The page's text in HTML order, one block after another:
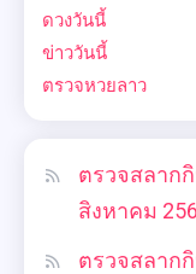
ดวงวันนี้
ข่าววันนี้
ตรวจหวยลาว
ตรวจสลาก
สิงหาคม
ตรวจสลาก